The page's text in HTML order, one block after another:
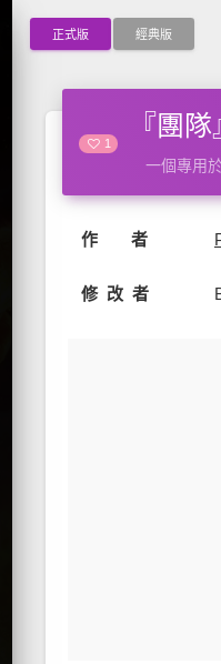
正式版 經典版
1
『團
一個專用
作 者
修 改 者